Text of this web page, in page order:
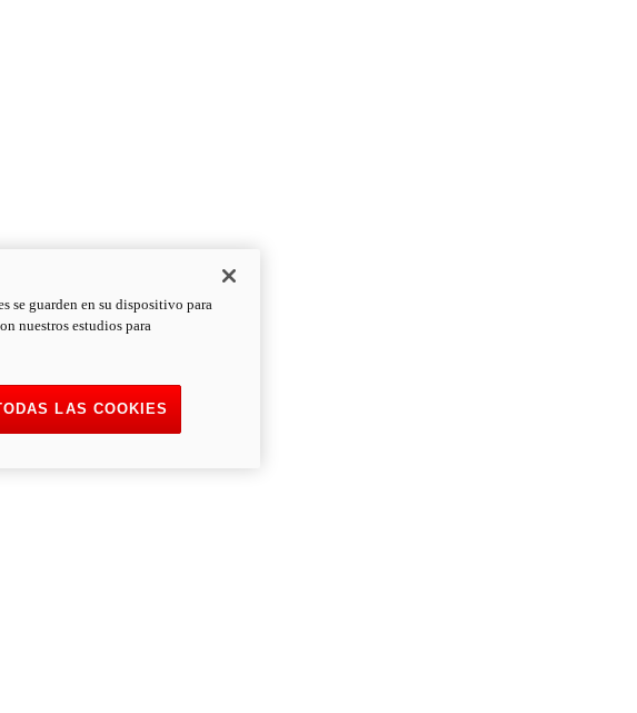
se guarden en su dispositivo para
nuestros estudios para
LAS COOKIES